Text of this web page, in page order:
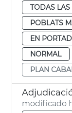
TODAS
POBLATS
EN
NORMAL
PLAN
modificado